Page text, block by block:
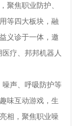
聚焦职业防护、
等四大板块，融
义诊于一体，邀
疗、邦邦机器人
声、呼吸防护等
味互动游戏，生
相，聚焦职业噪